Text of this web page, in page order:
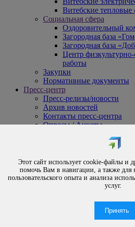
Витебские тепловые
Социальная сфера
Оздоровительный
Загородная база
Загородная база
Центр
работы
Закупки
Нормативные документы
Пресс-центр
Пресс-релизы/новости
Архив новостей
Контакты пресс-центра
Опросы / Анкеты
Обращения
Порядок рассмотрения
Личный приём
Электронные обращения
Часто задаваемые вопросы
Этот сайт использует cookie-файлы и
помочь Вам в навигации, а также для
пользовательского опыта и анализа
услуг.
Принять